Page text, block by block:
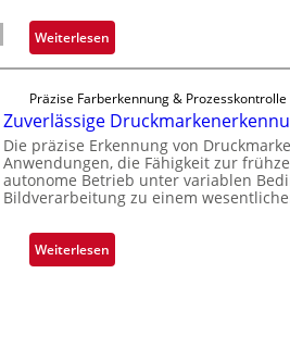
r
n
m
m
t
D
a
k
V
h
i
p
l
a
n
t
b
e
Weiterlesen:
Z
d
a
r
L
a
s
b
Präzise Farberkennung &
Zuverlässige
Die präzise Erkennung von
Anwendungen, die Fähigkeit zur
autonome Betrieb unter variablen
Bildverarbeitung zu einem
Weiterlesen:
Z